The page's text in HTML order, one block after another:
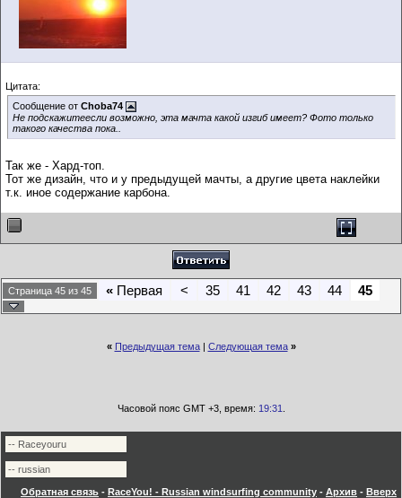
Цитата:
Сообщение от Choba74
Не подскажитеесли возможно, эта мачта какой изгиб имеет? Фото только
такого качества пока..
Так же - Хард-топ.
Тот же дизайн, что и у предыдущей мачты, а другие цвета наклейки
т.к. иное содержание карбона.
Страница 45 из 45 « Первая < 35 41 42 43 44 45
« Предыдущая тема| Следующая тема »
Часовой пояс GMT +3, время: 19:31
Обратная связь - RaceYou! - Russian windsurfing community - Архив - Вверх